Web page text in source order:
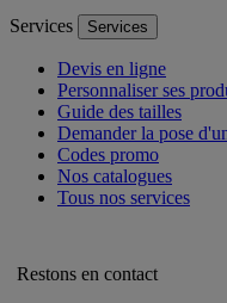
Services Services
Devis en ligne
Personnaliser ses
Guide des tailles
Demander la pose
Codes promo
Nos catalogues
Tous nos services
Restons en contact